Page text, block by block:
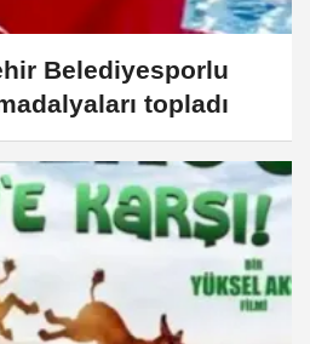
Belediyesporlu
topladı